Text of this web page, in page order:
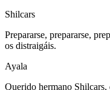
Shilcars
Prepararse, prepararse,
os distraigáis.
Ayala
Querido hermano